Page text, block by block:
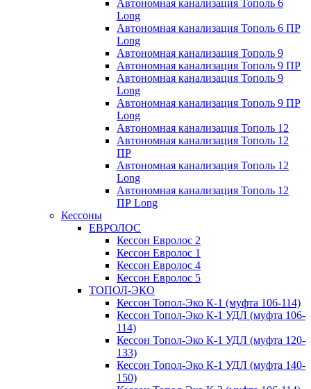
Автономная канализация Тополь 6
Long
Автономная канализация Тополь 6 ПР
Long
Автономная канализация Тополь 9
Автономная канализация Тополь 9 ПР
Автономная канализация Тополь 9
Long
Автономная канализация Тополь 9 ПР
Long
Автономная канализация Тополь 12
Автономная канализация Тополь 12
ПР
Автономная канализация Тополь 12
Long
Автономная канализация Тополь 12
ПР Long
Кессоны
ЕВРОЛОС
Кессон Евролос 2
Кессон Евролос 1
Кессон Евролос 4
Кессон Евролос 5
ТОПОЛ-ЭКО
Кессон Топол-Эко К-1 (муфта 106-114)
Кессон Топол-Эко К-1 УДЛ (муфта 106-
114)
Кессон Топол-Эко К-1 УДЛ (муфта 120-
133)
Кессон Топол-Эко К-1 УДЛ (муфта 140-
150)